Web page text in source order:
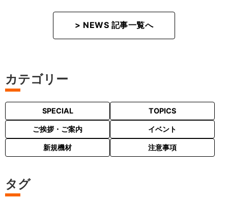
> NEWS 記事一覧へ
カテゴリー
SPECIAL TOPICS
ご挨拶・ご案内 イベント
新規機材 注意事項
タグ